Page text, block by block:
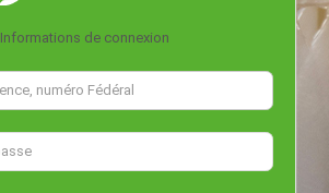
Informations de connexion